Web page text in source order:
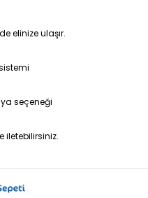
elinize ulaşır.
seçeneği
iletebilirsiniz.